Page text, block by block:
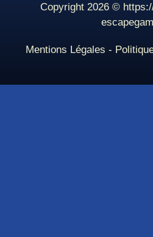
Copyright 2026 ©
Mentions Légales -